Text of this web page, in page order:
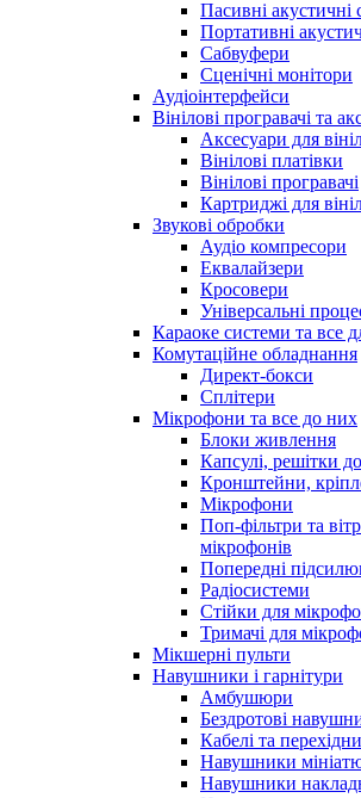
Пасивні акустичні
Портативні
Сабвуфери
Сценічні монітори
Аудіоінтерфейси
Вінілові програвачі та
Аксесуари для
Вінілові платівки
Вінілові програвачі
Картриджі для
Звукові обробки
Аудіо компресори
Еквалайзери
Кросовери
Універсальні
Караоке системи та все
Комутаційне обладнання
Директ-бокси
Сплітери
Мікрофони та все до них
Блоки живлення
Капсулі, решітки
Кронштейни,
Мікрофони
Поп-фільтри та
мікрофонів
Попередні
Радіосистеми
Стійки для
Тримачі для
Мікшерні пульти
Навушники і гарнітури
Амбушюри
Бездротові
Кабелі та
Навушники
Навушники